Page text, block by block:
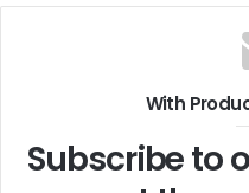
With
Subscribe to